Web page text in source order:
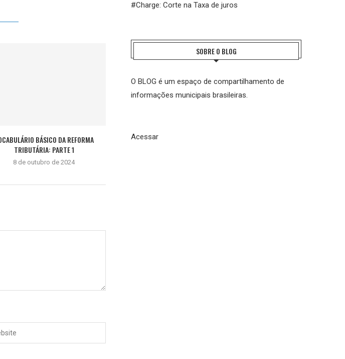
BÁSICO DA REFORMA
TRIBUTÁRIA: PARTE 1
8 de outubro de 2024
#Charge: Corte na Taxa de juros
SOBRE O BLOG
O BLOG é um espaço de compartilhamento de
informações municipais brasileiras.
Acessar